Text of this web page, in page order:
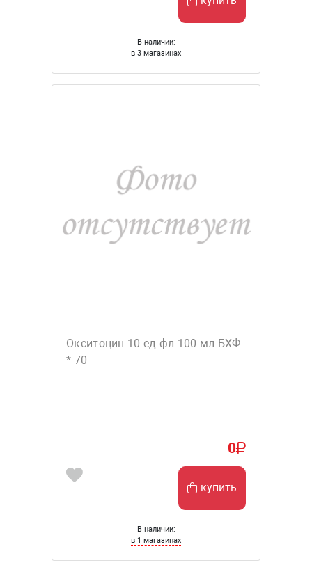
В наличии:
в 3 магазинах
Окситоцин 10 ед фл 100 мл БХФ
* 70
0
купить
В наличии:
в 1 магазинах